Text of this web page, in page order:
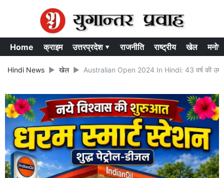
Home क्राइम उत्तरप्रदेश ▾ राजनीति राष्ट्रीय खेल
Hindi News खेल Australian Open 2024 In Hindi: 43 वर्ष की उम्र में